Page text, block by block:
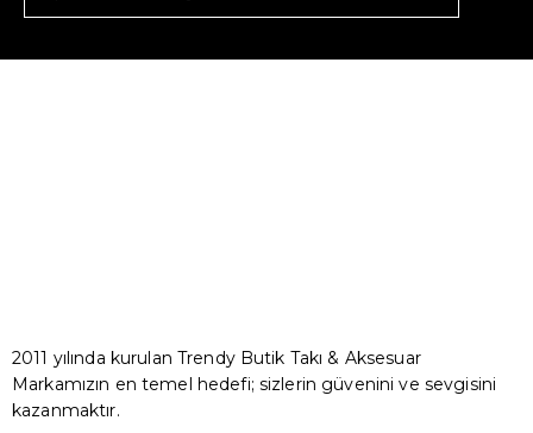
2011 yılında kurulan Trendy Butik Takı & Aksesuar
Markamızın en temel hedefi; sizlerin güvenini ve sevgisini
kazanmaktır.